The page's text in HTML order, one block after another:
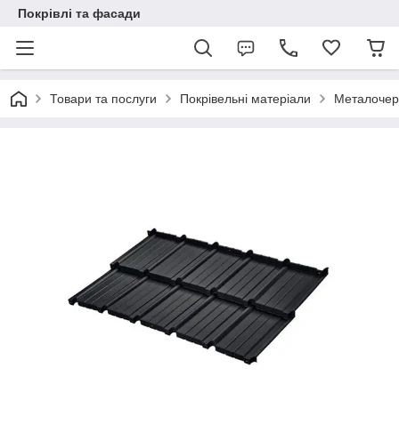
Покрівлі та фасади
Товари та послуги Покрівельні матеріали